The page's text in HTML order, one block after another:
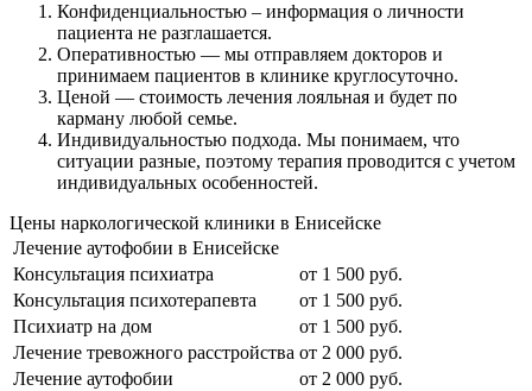
Конфиденциальностью – информация о личности
пациента не разглашается.
Оперативностью — мы отправляем докторов и
принимаем пациентов в клинике круглосуточно.
Ценой — стоимость лечения лояльная и будет по
карману любой семье.
Индивидуальностью подхода. Мы понимаем, что
ситуации разные, поэтому терапия проводится с учетом
индивидуальных особенностей.
Цены наркологической клиники в Енисейске
Лечение аутофобии в Енисейске
Консультация психиатра
от 1 500 руб.
Консультация психотерапевта
от 1 500 руб.
Психиатр на дом
от 1 500 руб.
Лечение тревожного расстройства от 2 000 руб.
Лечение аутофобии
от 2 000 руб.